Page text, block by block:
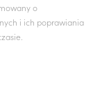
o
i ich poprawiania